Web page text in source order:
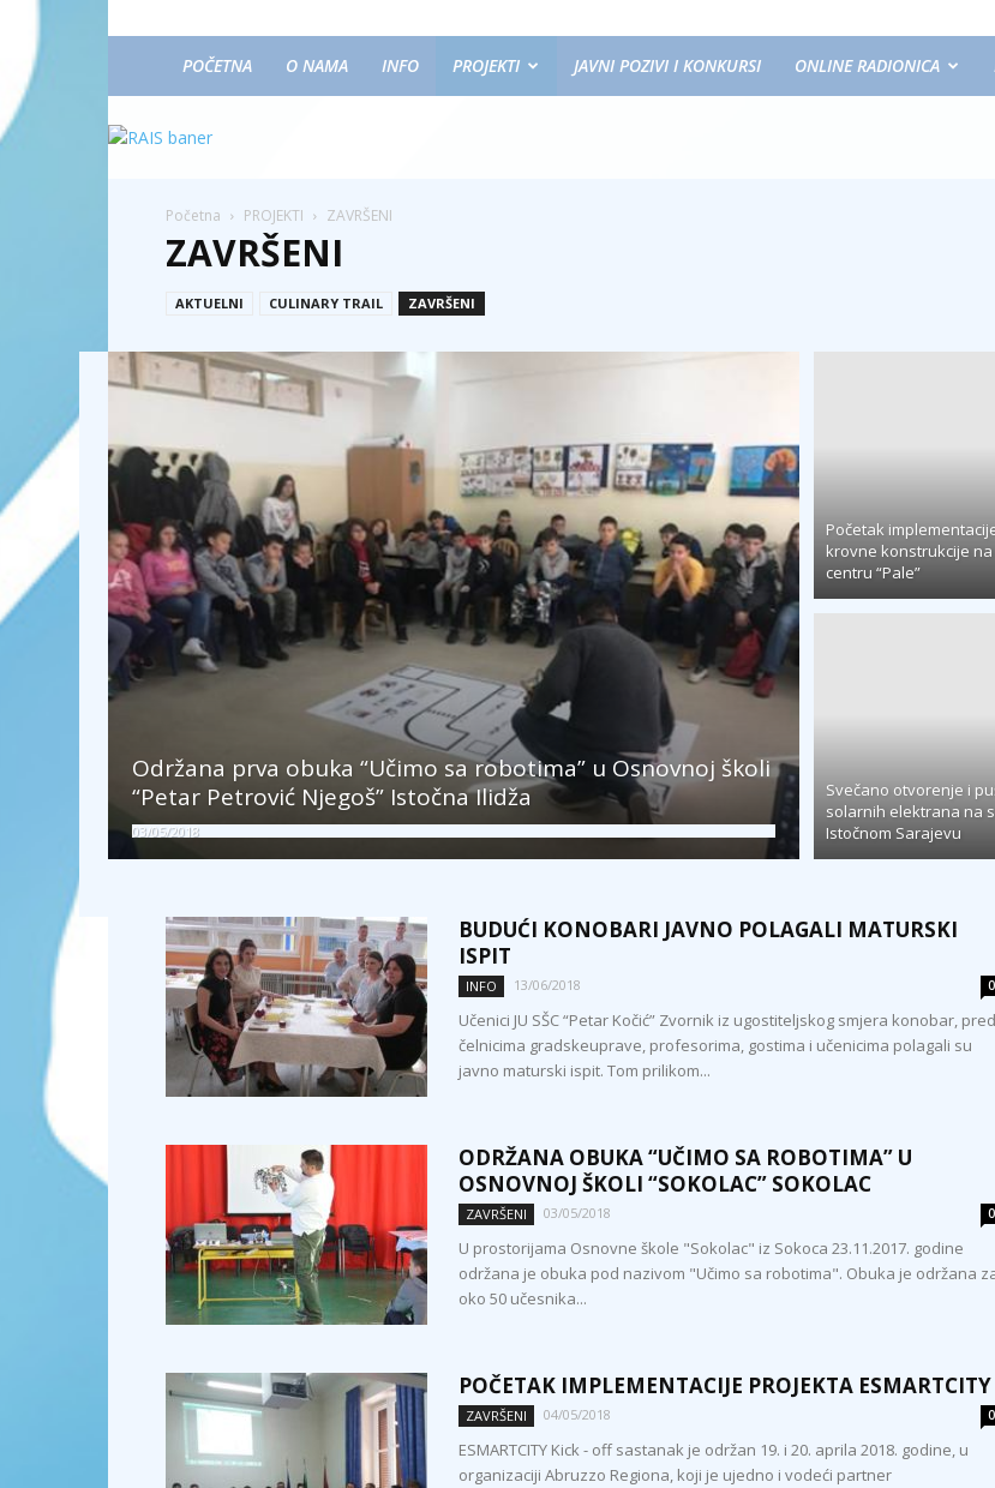
POČETNA O NAMA INFO PROJEKTI JAVNI POZIVI I KONKURSI ONLINE RADIONICA
Početna PROJEKTI ZAVRŠENI
ZAVRŠENI
AKTUELNI CULINARY TRAIL ZAVRŠENI
Održana prva obuka “Učimo sa robotima” u Osnovnoj školi
“Petar Petrović Njegoš” Istočna Ilidža
03/05/2018
Početak
krovne konstrukcije
centru “Pale”
Svečano otvorenje i
solarnih elektrana na
Istočnom Sarajevu
BUDUĆI KONOBARI JAVNO POLAGALI MATURSKI
ISPIT
INFO 13/06/2018 0
Učenici JU SŠC “Petar Kočić” Zvornik iz ugostiteljskog smjera konobar, pred
čelnicima gradskeuprave, profesorima, gostima i učenicima polagali su
javno maturski ispit. Tom prilikom...
ODRŽANA OBUKA “UČIMO SA ROBOTIMA” U
OSNOVNOJ ŠKOLI “SOKOLAC” SOKOLAC
ZAVRŠENI 03/05/2018 0
U prostorijama Osnovne škole "Sokolac" iz Sokoca 23.11.2017. godine
održana je obuka pod nazivom "Učimo sa robotima". Obuka je održana
oko 50 učesnika...
POČETAK IMPLEMENTACIJE PROJEKTA ESMARTCITY
ZAVRŠENI 04/05/2018 0
ESMARTCITY Kick - off sastanak je održan 19. i 20. aprila 2018. godine, u
organizaciji Abruzzo Regiona, koji je ujedno i vodeći partner